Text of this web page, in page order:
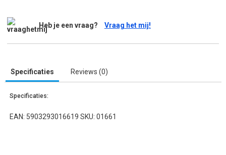
Heb je een vraag? Vraag het mij!
Specificaties Reviews (0)
Specificaties:
EAN: 5903293016619 SKU: 01661